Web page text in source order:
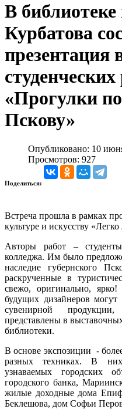
В
Курбатова
презентация
студенческих
«Прогулки
Пскову»
Опубликовано: 10
Просмотров: 927
Поделиться:
Встреча прошла в рамках
культуре и искусству
Авторы работ – студенты
колледжа. Им было
наследие губернского
раскрученные в
свежо, оригинально,
будущих дизайнеров могут
сувенирной
представлены в
библиотеки.
В основе экспозиции -
разных техниках. В
узнаваемых городских
городского банка,
жилые доходные дома
Беклешова, дом Софьи